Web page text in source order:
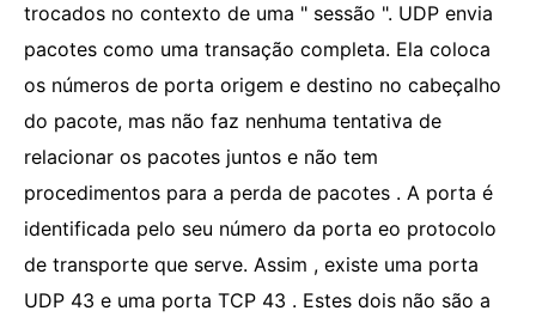
trocados no contexto de uma " sessão ". UDP envia
pacotes como uma transação completa. Ela coloca
os números de porta origem e destino no cabeçalho
do pacote, mas não faz nenhuma tentativa de
relacionar os pacotes juntos e não tem
procedimentos para a perda de pacotes . A porta é
identificada pelo seu número da porta eo protocolo
de transporte que serve. Assim , existe uma porta
UDP 43 e uma porta TCP 43 . Estes dois não são a